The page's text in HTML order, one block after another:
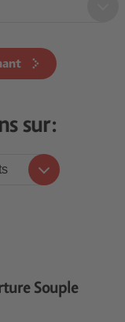
sur:
Souple